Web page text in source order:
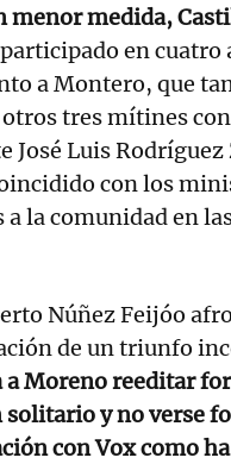
menor medida,
en cuatro
a Montero, que
tres mítines
José Luis Rodríguez
con los
a la comunidad en
Núñez Feijóo
de un triunfo
Moreno reeditar
solitario y no verse
con Vox como